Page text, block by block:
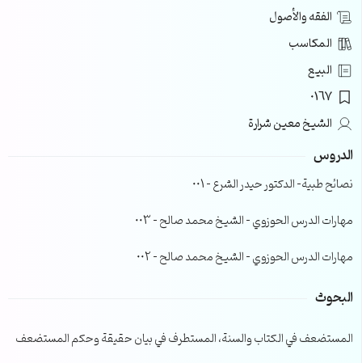
الفقه والأصول
المكاسب
البيع
0167
الشيخ معين شرارة
الدروس
نصائح طبية- الدكتور حيدر الشرع – 001
مهارات الدرس الحوزوي – الشيخ محمد صالح – 003
مهارات الدرس الحوزوي – الشيخ محمد صالح – 002
البحوث
المستضعف في الكتاب والسنة، المستطرف في بيان حقيقة وحكم المستضعف